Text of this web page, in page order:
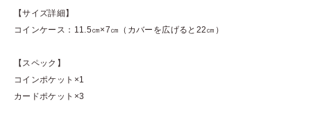
【サイズ詳細】
コインケース：11.5㎝×7㎝（カバーを広げると22㎝）
【スペック】
コインポケット×1
カードポケット×3